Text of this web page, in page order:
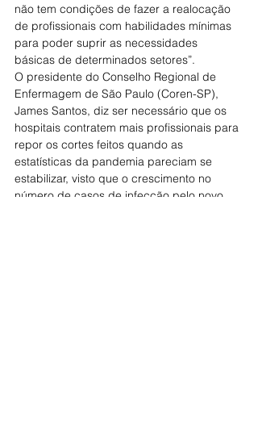
não tem condições de fazer a realocação
de profissionais com habilidades mínimas
para poder suprir as necessidades
básicas de determinados setores”.
O presidente do Conselho Regional de
Enfermagem de São Paulo (Coren-SP),
James Santos, diz ser necessário que os
hospitais contratem mais profissionais para
repor os cortes feitos quando as
estatísticas da pandemia pareciam se
estabilizar, visto que o crescimento no
número de casos de infecção pelo novo